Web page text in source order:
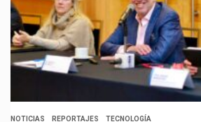
NOTICIAS REPORTAJES TECNOLOGÍA